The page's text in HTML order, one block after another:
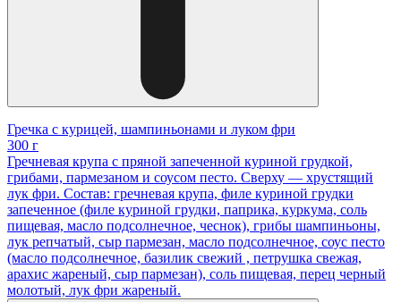
Гречка с курицей, шампиньонами и луком фри
300 г
Гречневая крупа с пряной запеченной куриной грудкой,
грибами, пармезаном и соусом песто. Сверху — хрустящий
лук фри. Состав: гречневая крупа, филе куриной грудки
запеченное (филе куриной грудки, паприка, куркума, соль
пищевая, масло подсолнечное, чеснок), грибы шампиньоны,
лук репчатый, сыр пармезан, масло подсолнечное, соус песто
(масло подсолнечное, базилик свежий , петрушка свежая,
арахис жареный, сыр пармезан), соль пищевая, перец черный
молотый, лук фри жареный.